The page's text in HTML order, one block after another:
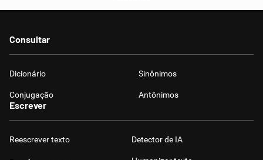
Consultar
Dicionário Sinônimos
Conjugação Antônimos
Escrever
Reescrever texto Detector de IA